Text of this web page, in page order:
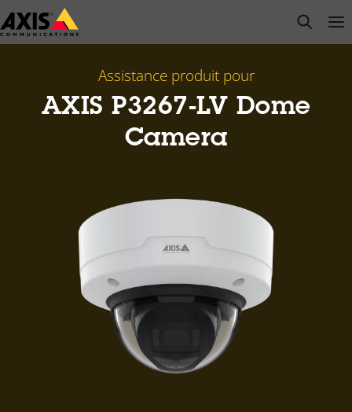
Passer
au
open
Assistance produit pour
AXIS P3267-LV Dome
Camera